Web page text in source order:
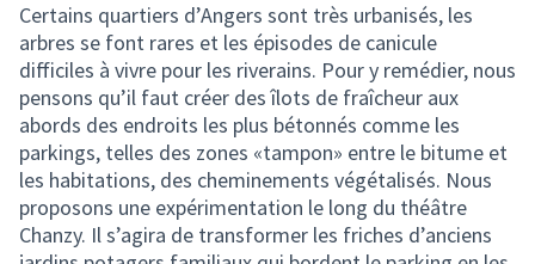
Certains quartiers d’Angers sont très urbanisés, les
arbres se font rares et les épisodes de canicule
difficiles à vivre pour les riverains. Pour y remédier, nous
pensons qu’il faut créer des îlots de fraîcheur aux
abords des endroits les plus bétonnés comme les
parkings, telles des zones «tampon» entre le bitume et
les habitations, des cheminements végétalisés. Nous
proposons une expérimentation le long du théâtre
Chanzy. Il s’agira de transformer les friches d’anciens